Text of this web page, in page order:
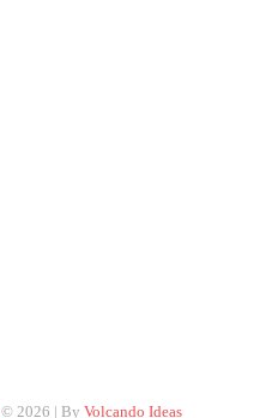
© 2026 | By Volcando Ideas